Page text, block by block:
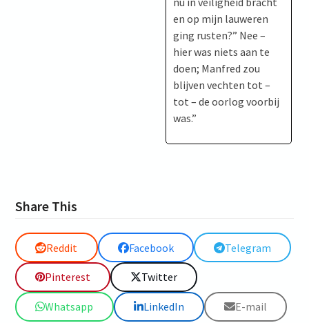
en op mijn lauweren
ging rusten?” Nee –
hier was niets aan te
doen; Manfred zou
blijven vechten tot –
tot – de oorlog voorbij
was.”
Share This
Reddit Facebook Telegram
Pinterest Twitter
Whatsapp LinkedIn E-mail